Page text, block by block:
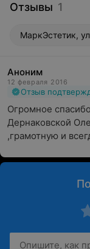
Отзывы 1
МаркЭстетик,
Аноним
12 февраля 2016
Отзыв
Огромное
Дернаковской
,грамотную и